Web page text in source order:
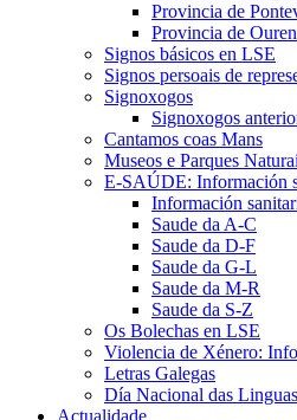
Provincia de
Provincia de
Signos básicos en LSE
Signos persoais de
Signoxogos
Signoxogos
Cantamos coas Mans
Museos e Parques
E-SAÚDE: Información
Información
Saude da A-C
Saude da D-F
Saude da G-L
Saude da M-R
Saude da S-Z
Os Bolechas en LSE
Violencia de Xénero:
Letras Galegas
Día Nacional das
Actualidade